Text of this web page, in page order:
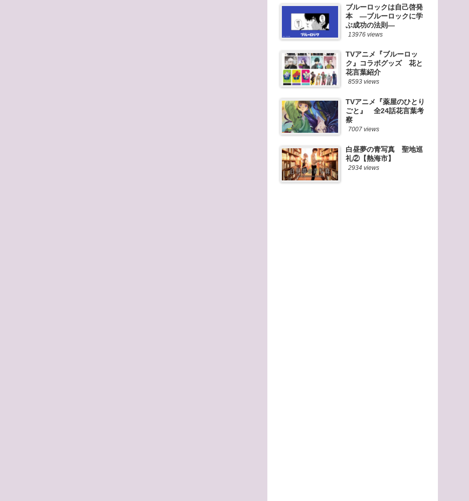
ブルーロックは自己啓発
本 ―ブルーロックに学
ぶ成功の法則―
13976 views
TVアニメ『ブルーロッ
ク』コラボグッズ 花と
花言葉紹介
8593 views
TVアニメ『薬屋のひとり
ごと』 全24話花言葉考
察
7007 views
白昼夢の青写真 聖地巡
礼②【熱海市】
2934 views